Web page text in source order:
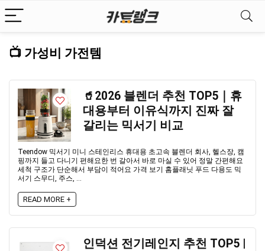
📺 가성비 가전템
🥤2026 블렌더 추천 TOP5｜휴
대용부터 이유식까지 진짜 잘
갈리는 믹서기 비교
Teendow 믹서기 미니 스테인리스 휴대용 초고속 블렌더 회사, 헬스장, 캠
핑까지 들고 다니기 편해요한 번 갈아서 바로 마실 수 있어 정말 간편해요
세척 구조가 단순해서 부담이 적어요 가격 보기 홈플래닛 푸드 다용도 믹
서기 스무디, 주스, ...
READ MORE +
인덕션 전기레인지 추천 TOP5 |